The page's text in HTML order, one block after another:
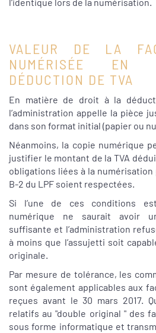
VALEUR DE LA
NUMÉRISÉE EN
DÉDUCTION DE TVA
En matière de droit à la
l’administration appelle la pièce
dans son format initial (papier ou
Néanmoins, la copie numérique
justifier le montant de la TVA
obligations liées à la numérisation
B-2 du LPF soient respectées.
Si l’une de ces conditions
numérique ne saurait avoir
suffisante et l’administration
à moins que l’assujetti soit
originale.
Par mesure de tolérance, les
sont également applicables aux
reçues avant le 30 mars 2017.
relatifs au "double original " des
sous forme informatique et